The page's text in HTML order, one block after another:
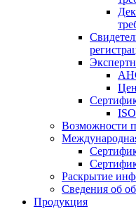
Возможности
Раскрытие
Сведения об
Продукция